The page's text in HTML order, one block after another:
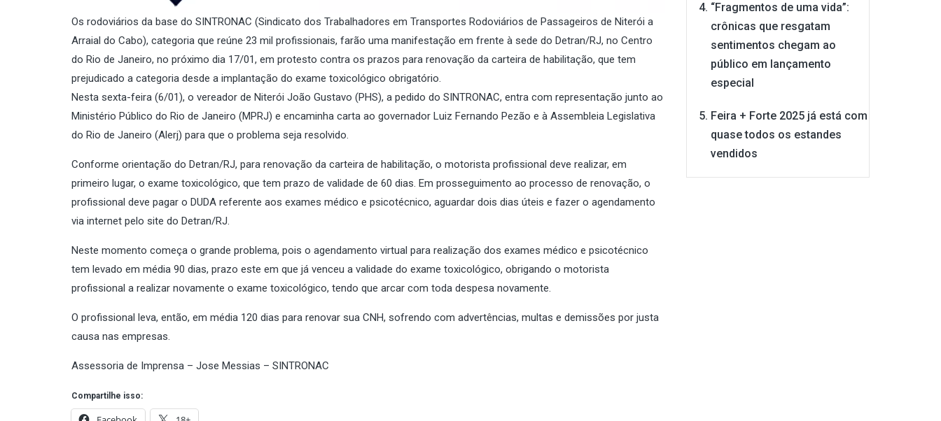
Os rodoviários da base do SINTRONAC (Sindicato dos Trabalhadores em Transportes Rodoviários de Passageiros de Niterói a
Arraial do Cabo), categoria que reúne 23 mil profissionais, farão uma manifestação em frente à sede do Detran/RJ, no Centro
do Rio de Janeiro, no próximo dia 17/01, em protesto contra os prazos para renovação da carteira de habilitação, que tem
prejudicado a categoria desde a implantação do exame toxicológico obrigatório.
Nesta sexta-feira (6/01), o vereador de Niterói João Gustavo (PHS), a pedido do SINTRONAC, entra com representação junto ao
Ministério Público do Rio de Janeiro (MPRJ) e encaminha carta ao governador Luiz Fernando Pezão e à Assembleia Legislativa
do Rio de Janeiro (Alerj) para que o problema seja resolvido.
Conforme orientação do Detran/RJ, para renovação da carteira de habilitação, o motorista profissional deve realizar, em
primeiro lugar, o exame toxicológico, que tem prazo de validade de 60 dias. Em prosseguimento ao processo de renovação, o
profissional deve pagar o DUDA referente aos exames médico e psicotécnico, aguardar dois dias úteis e fazer o agendamento
via internet pelo site do Detran/RJ.
Neste momento começa o grande problema, pois o agendamento virtual para realização dos exames médico e psicotécnico
tem levado em média 90 dias, prazo este em que já venceu a validade do exame toxicológico, obrigando o motorista
profissional a realizar novamente o exame toxicológico, tendo que arcar com toda despesa novamente.
O profissional leva, então, em média 120 dias para renovar sua CNH, sofrendo com advertências, multas e demissões por justa
causa nas empresas.
Assessoria de Imprensa – Jose Messias – SINTRONAC
Compartilhe isso:
“Fragmentos de uma vida”:
crônicas que resgatam
sentimentos chegam ao
público em lançamento
especial
Feira + Forte 2025 já está com
quase todos os estandes
vendidos